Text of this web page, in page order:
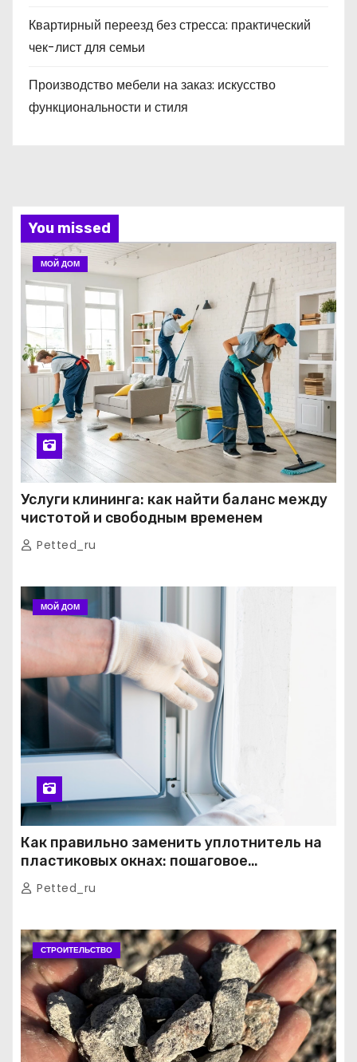
Квартирный переезд без стресса: практический
чек-лист для семьи
Производство мебели на заказ: искусство
функциональности и стиля
You missed
МОЙ ДОМ
Услуги клининга: как найти баланс между
чистотой и свободным временем
Petted_ru
МОЙ ДОМ
Как правильно заменить уплотнитель на
пластиковых окнах: пошаговое
руководство от экспертов
Petted_ru
СТРОИТЕЛЬСТВО